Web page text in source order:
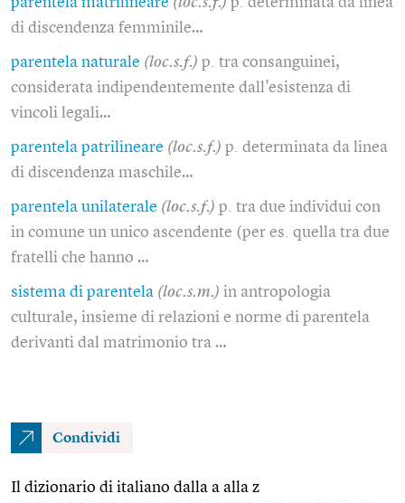
di discendenza femminile…
parentela naturale (loc.s.f.) p. tra consanguinei,
considerata indipendentemente dall'esistenza di
vincoli legali…
parentela patrilineare (loc.s.f.) p. determinata da linea
di discendenza maschile…
parentela unilaterale (loc.s.f.) p. tra due individui con
in comune un unico ascendente (per es. quella tra due
fratelli che hanno …
sistema di parentela (loc.s.m.) in antropologia
culturale, insieme di relazioni e norme di parentela
derivanti dal matrimonio tra …
Condividi
Il dizionario di italiano dalla a alla z